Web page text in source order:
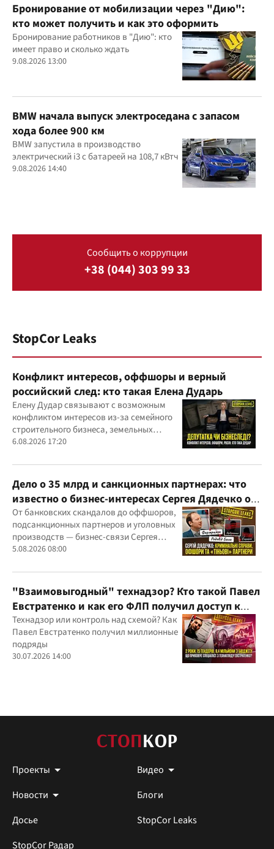
Бронирование от мобилизации через "Дию":
кто может получить и как это оформить
Бронирование работников в "Дию": кто
имеет право и сколько ждать
9.08.2026 13:00
BMW начала выпуск электроседана с запасом
хода более 900 км
BMW запустила в производство
электрический i3 с батареей на 108,7 кВтч
9.08.2026 14:40
Сообщить о коррупции
+38 (044) 303 99 33
StopCor Leaks
Конфликт интересов, оффшоры и верный
российский след: кто такая Елена Дударь
Елену Дудар связывают с возможным
конфликтом интересов из-за семейного
строительного бизнеса, земельных
скандалов, судебных дел
6.08.2026 17:20
Дело о 35 млрд и санкционных партнерах: что
известно о бизнес-интересах Сергея Дядечко от
"Родовид Банка" до "ФАРМАСЕЛ"
От банковских скандалов до оффшоров,
подсанкционных партнеров и уголовных
производств — бизнес-связи Сергея
Дядечко до сих пор простираются через
юрисдикций
5.08.2026 08:00
"Взаимовыгодный" технадзор? Кто такой Павел
Евстратенко и как его ФЛП получил доступ к
бюджетным миллионам?
Технадзор или контроль над схемой? Как
Павел Евстратенко получил миллионные
подряды
30.07.2026 14:00
Проекты
Видео
Новости
Блоги
Досье
StopCor Leaks
StopCor Радар